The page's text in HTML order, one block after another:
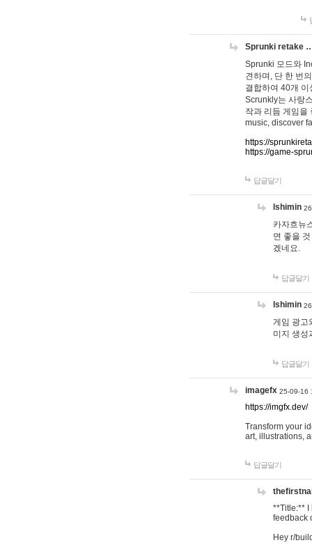
Sprunki retake
Sprunki 모드와
견하며, 단 한 번
결합하여 40개
Scrunkly는 사랑
작과 리듬 게임을
music, discover
https://
https://game-
답글달기
lshimin
카자흐뉴
면 좋을
겠네요.
답글달기
lshimin
게임 광고
미지 생성
답글달기
imagefx 25-09-16
https://imgfx.dev/
Transform your
art, illustrations,
답글달기
**Title:** I
feedback
Hey r/